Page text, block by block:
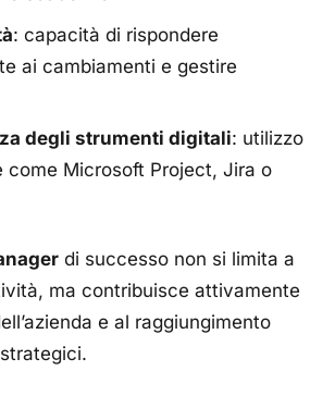
: capacità di rispondere
ai cambiamenti e gestire
degli strumenti digitali: utilizzo
come Microsoft Project, Jira o
di successo non si limita a
ma contribuisce attivamente
e al raggiungimento